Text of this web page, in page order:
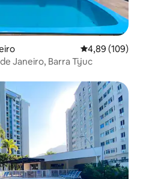
Gemiddelde
4,89 (109)
Janeiro, Barra Tijuc